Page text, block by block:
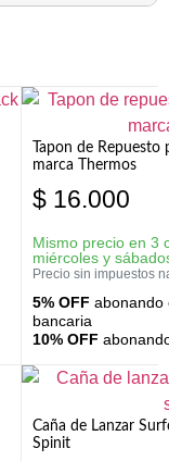
Tapon de Repuesto
marca Thermos
$ 16.000
Mismo precio en 3
miércoles y
Precio sin impuestos
5% OFF abonando
bancaria
10% OFF
Caña de Lanzar
Spinit